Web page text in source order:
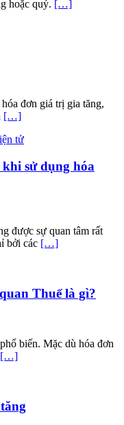
hoặc quý. […]
đơn giá trị gia tăng,
[…]
sử dụng hóa
được sự quan tâm rất
bởi các […]
Thuế là gì?
biến. Mặc dù hóa đơn
[…]